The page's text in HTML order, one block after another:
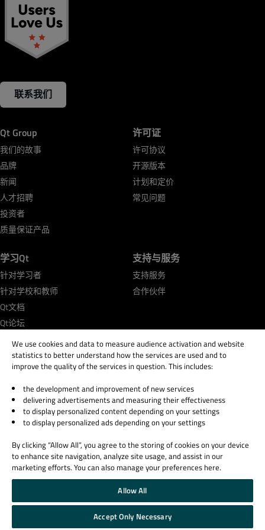
联系我们
Qt Group
我们的故事
品牌
新闻
人才招聘
投资者
质量保证产品
许可证
许可协议
开源版本
计划和定价
常见问题
学习Qt
针对学习者
针对学校和教师
Qt文档
Qt论坛
支持与服务
支持服务
合作伙伴
© 2026 The Qt Company
Legal Notice
Privacy and Cookie Policy
Trust Center
Cookie Settings
Email Preferences
Qt Group includes The Qt Company Oy and its global subsidiaries and affiliates.
We use cookies and data to measure audience activation and website
statistics to better understand how the services are used and to
improve the quality of the services in question. This includes:
the development and improvement of new services
delivering advertisements and measuring their effectiveness
to display personalized content depending on your settings
to display personalized ads depending on your settings
By clicking “Allow All”, you agree to the storing of cookies on your device
to enhance site navigation, analyze site usage, and assist in our
marketing efforts. You can also manage your preferences here.
Allow All
Accept Only Necessary